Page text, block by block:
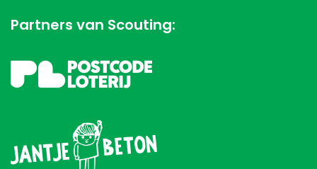
Partners van Scouting: